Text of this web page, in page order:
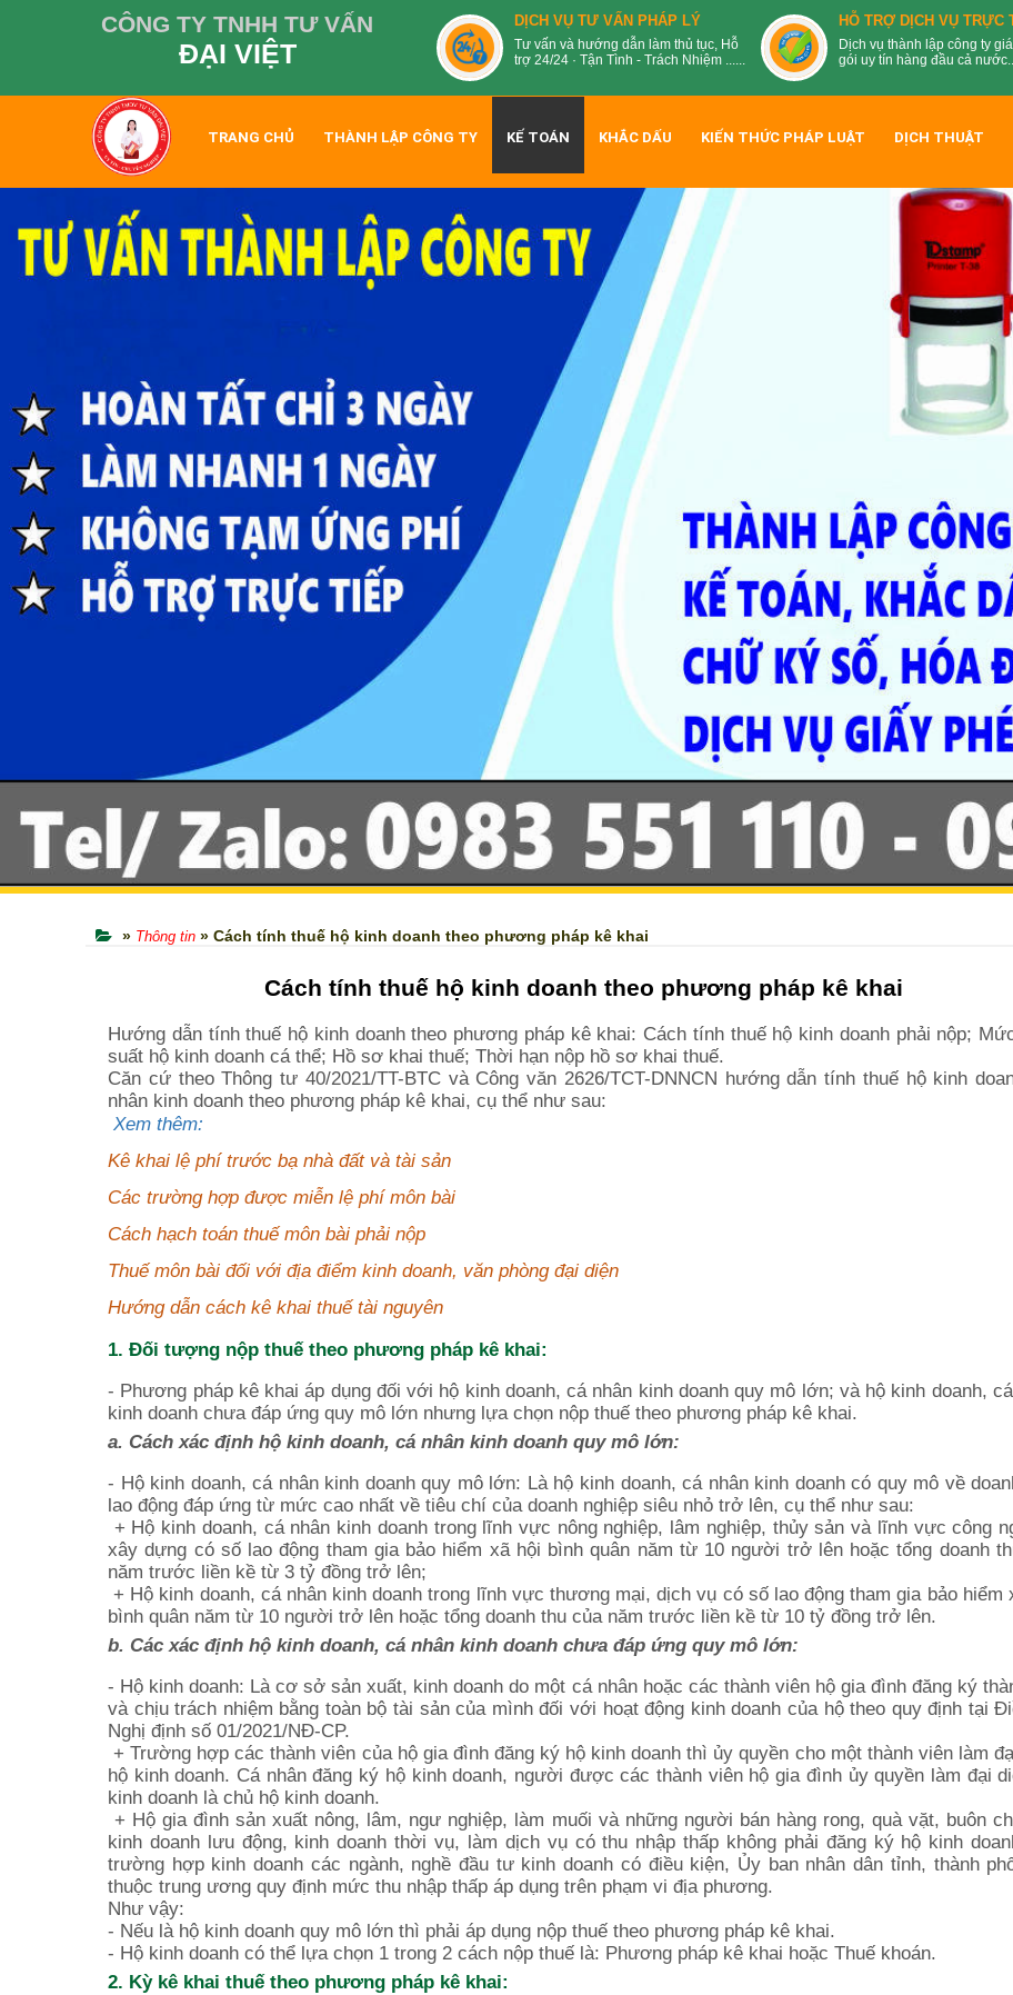
CÔNG TY TNHH TƯ VẤN
ĐẠI VIỆT
DỊCH VỤ TƯ VẤN PHÁP LÝ
Tư vấn và hướng dẫn làm thủ tục, Hỗ
trợ 24/24 · Tận Tình - Trách Nhiệm ......
HỖ TRỢ DỊCH VỤ TRỰC
Dịch vụ thành lập công ty
gói uy tín hàng đầu cả
TRANG CHỦ THÀNH LẬP CÔNG TY KẾ TOÁN KHẮC DẤU KIẾN THỨC PHÁP LUẬT DỊCH THUẬT
» Thông tin » Cách tính thuế hộ kinh doanh theo phương pháp kê khai
Cách tính thuế hộ kinh doanh theo phương pháp kê khai
Hướng dẫn tính thuế hộ kinh doanh theo phương pháp kê khai: Cách tính thuế hộ kinh doanh phải nộp;
suất hộ kinh doanh cá thể; Hồ sơ khai thuế; Thời hạn nộp hồ sơ khai thuế.
Căn cứ theo Thông tư 40/2021/TT-BTC và Công văn 2626/TCT-DNNCN hướng dẫn tính thuế hộ kinh
nhân kinh doanh theo phương pháp kê khai, cụ thể như sau:
Xem thêm:
Kê khai lệ phí trước bạ nhà đất và tài sản
Các trường hợp được miễn lệ phí môn bài
Cách hạch toán thuế môn bài phải nộp
Thuế môn bài đối với địa điểm kinh doanh, văn phòng đại diện
Hướng dẫn cách kê khai thuế tài nguyên
1. Đối tượng nộp thuế theo phương pháp kê khai:
- Phương pháp kê khai áp dụng đối với hộ kinh doanh, cá nhân kinh doanh quy mô lớn; và hộ kinh doanh,
kinh doanh chưa đáp ứng quy mô lớn nhưng lựa chọn nộp thuế theo phương pháp kê khai.
a. Cách xác định hộ kinh doanh, cá nhân kinh doanh quy mô lớn:
- Hộ kinh doanh, cá nhân kinh doanh quy mô lớn: Là hộ kinh doanh, cá nhân kinh doanh có quy mô về
lao động đáp ứng từ mức cao nhất về tiêu chí của doanh nghiệp siêu nhỏ trở lên, cụ thể như sau:
+ Hộ kinh doanh, cá nhân kinh doanh trong lĩnh vực nông nghiệp, lâm nghiệp, thủy sản và lĩnh vực công
xây dựng có số lao động tham gia bảo hiểm xã hội bình quân năm từ 10 người trở lên hoặc tổng doanh
năm trước liền kề từ 3 tỷ đồng trở lên;
+ Hộ kinh doanh, cá nhân kinh doanh trong lĩnh vực thương mại, dịch vụ có số lao động tham gia bảo hiểm
bình quân năm từ 10 người trở lên hoặc tổng doanh thu của năm trước liền kề từ 10 tỷ đồng trở lên.
b. Các xác định hộ kinh doanh, cá nhân kinh doanh chưa đáp ứng quy mô lớn:
- Hộ kinh doanh: Là cơ sở sản xuất, kinh doanh do một cá nhân hoặc các thành viên hộ gia đình đăng ký
và chịu trách nhiệm bằng toàn bộ tài sản của mình đối với hoạt động kinh doanh của hộ theo quy định tại
Nghị định số 01/2021/NĐ-CP.
+ Trường hợp các thành viên của hộ gia đình đăng ký hộ kinh doanh thì ủy quyền cho một thành viên làm
hộ kinh doanh. Cá nhân đăng ký hộ kinh doanh, người được các thành viên hộ gia đình ủy quyền làm đại
kinh doanh là chủ hộ kinh doanh.
+ Hộ gia đình sản xuất nông, lâm, ngư nghiệp, làm muối và những người bán hàng rong, quà vặt, buôn
kinh doanh lưu động, kinh doanh thời vụ, làm dịch vụ có thu nhập thấp không phải đăng ký hộ kinh
trường hợp kinh doanh các ngành, nghề đầu tư kinh doanh có điều kiện, Ủy ban nhân dân tỉnh, thành
thuộc trung ương quy định mức thu nhập thấp áp dụng trên phạm vi địa phương.
Như vậy:
- Nếu là hộ kinh doanh quy mô lớn thì phải áp dụng nộp thuế theo phương pháp kê khai.
- Hộ kinh doanh có thể lựa chọn 1 trong 2 cách nộp thuế là: Phương pháp kê khai hoặc Thuế khoán.
2. Kỳ kê khai thuế theo phương pháp kê khai: